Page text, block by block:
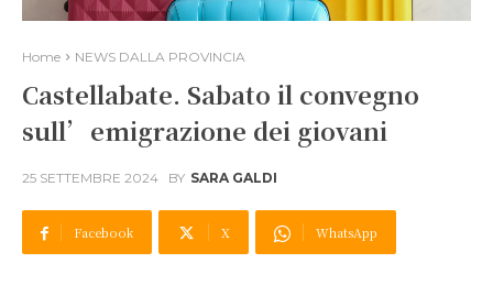
Home NEWS DALLA PROVINCIA
Castellabate. Sabato il convegno
sull’emigrazione dei giovani
25 SETTEMBRE 2024 BY SARA GALDI
Facebook X WhatsApp